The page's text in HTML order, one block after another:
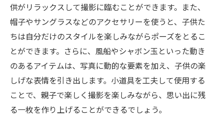
撮影後の思い出話で笑顔をシェア
小道具を活かしてセルフフォトスタジオで遊び
心をプラス
遊び心を引き出す小道具の選び方
テーマに合わせた小道具の活用法
セルフフォトスタジオでの小道具の配置ア
イデア
供がリラックスして撮影に臨むことができます。また、
帽子やサングラスなどのアクセサリーを使うと、子供た
ちは自分だけのスタイルを楽しみながらポーズをとるこ
とができます。さらに、風船やシャボン玉といった動き
のあるアイテムは、写真に動的な要素を加え、子供の楽
しげな表情を引き出します。小道具を工夫して使用する
ことで、親子で楽しく撮影を楽しみながら、思い出に残
る一枚を作り上げることができるでしょう。